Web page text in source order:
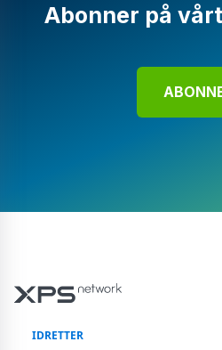
Abonner på
IDRETTER